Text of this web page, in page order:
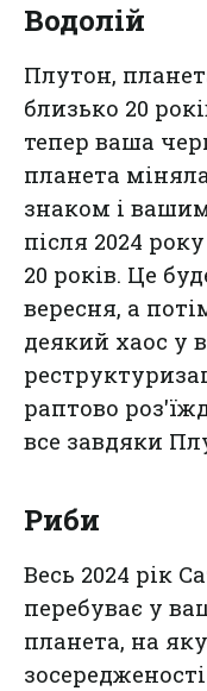
Водолій
Плутон,
близько 20
тепер ваша
планета
знаком і
після 2024
20 років. Це
вересня, а
деякий хаос у
раптово
все завдяки
Риби
Весь 2024 рік
перебуває у
планета, на